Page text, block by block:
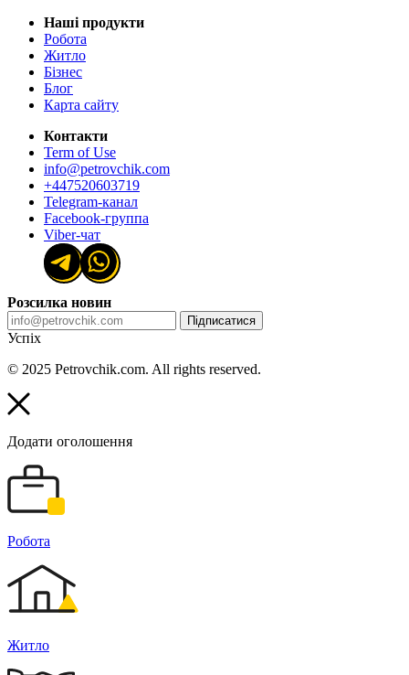
Наші продукти
Робота
Житло
Бізнес
Блог
Карта сайту
Контакти
Term of Use
info@petrovchik.com
+447520603719
Telegram-канал
Facebook-группа
Viber-чат
Розсилка новин
Підписатися
Успіх
© 2025 Petrovchik.com. All rights reserved.
Додати оголошення
Робота
Житло